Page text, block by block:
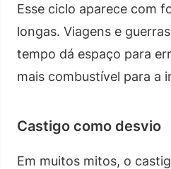
Esse ciclo aparece com
longas. Viagens e
tempo dá espaço para
mais combustível para a
Castigo como desvio
Em muitos mitos, o